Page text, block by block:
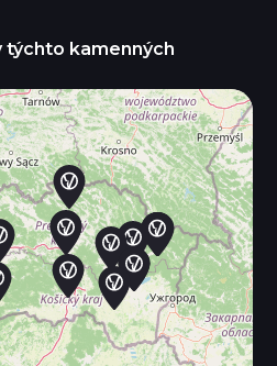
týchto kamenných